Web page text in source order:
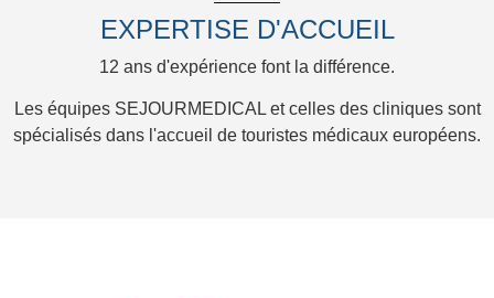
EXPERTISE D'ACCUEIL
12 ans d'expérience font la différence.
Les équipes SEJOURMEDICAL et celles des cliniques sont
spécialisés dans l'accueil de touristes médicaux européens.